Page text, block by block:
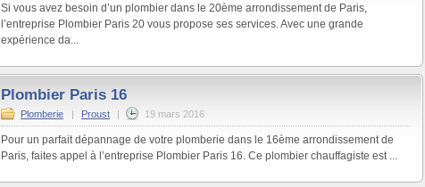
Si vous avez besoin d’un plombier dans le 20ème arrondissement de Paris,
l’entreprise Plombier Paris 20 vous propose ses services. Avec une grande
expérience da...
Plombier Paris 16
Plomberie | Proust | 19 mars 2016
Pour un parfait dépannage de votre plomberie dans le 16ème arrondissement de
Paris, faites appel à l’entreprise Plombier Paris 16. Ce plombier chauffagiste est ...